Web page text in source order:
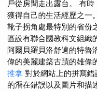
戶從房間走出露台。 有
獲得自己的生活經歷之一。
靴子拐角處最特別的省份
區設有聯合國教科文組織
阿爾貝羅貝洛舒適的特魯
偉的美麗建築古蹟的雄偉
推拿 對於網站上的拼寫
的潛在錯誤以及圖片和描